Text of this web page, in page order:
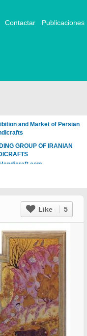
Contactar Publicaciones
and Market of Persian
GROUP OF IRANIAN
Like 5